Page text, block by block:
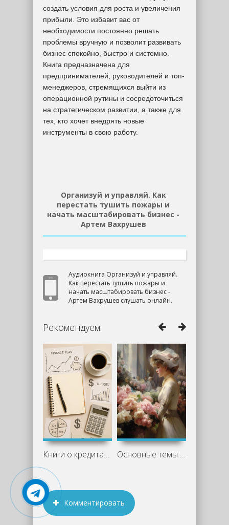
создать условия для роста и увеличения
прибыли. Это избавит вас от
необходимости постоянно решать
проблемы вручную и позволит развивать
бизнес спокойно, быстро и системно.
Книга предназначена для
предпринимателей, руководителей и топ-
менеджеров, стремящихся выйти из
операционной рутины и сосредоточиться
на стратегическом развитии, а также для
тех, кто хочет внедрять новые
инструменты в свою работу.
Организуй и управляй. Как
перестать тушить пожары и
начать масштабировать бизнес -
Артем Вахрушев
Аудиокнига Организуй и управляй.
Как перестать тушить пожары и
начать масштабировать бизнес -
Артем Вахрушев слушать онлайн.
Рекомендуем:
Книги о кредитах и финансовой свободе: Основные темы и персонажи «Недоросля»
Комментировать